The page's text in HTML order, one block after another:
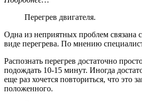
Перегрев двигателя.
Одна из неприятных проблем связана
виде перегрева. По мнению
Распознать перегрев достаточно
подождать 10-15 минут. Иногда
еще раз хочется повториться, что это
положенного.